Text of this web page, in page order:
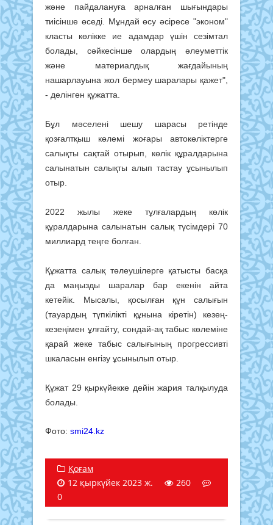
және пайдалануға арналған шығындары
тиісінше өседі. Мұндай өсу әсіресе "эконом"
класты көлікке ие адамдар үшін сезімтал
болады, сәйкесінше олардың әлеуметтік
және материалдық жағдайының
нашарлауына жол бермеу шаралары қажет",
- делінген құжатта.
Бұл мәселені шешу шарасы ретінде
қозғалтқыш көлемі жоғары автокөліктерге
салықты сақтай отырып, көлік құралдарына
салынатын салықты алып тастау ұсынылып
отыр.
2022 жылы жеке тұлғалардың көлік
құралдарына салынатын салық түсімдері 70
миллиард теңге болған.
Құжатта салық төлеушілерге қатысты басқа
да маңызды шаралар бар екенін айта
кетейік. Мысалы, қосылған құн салығын
(тауардың түпкілікті құнына кіретін) кезең-
кезеңімен ұлғайту, сондай-ақ табыс көлеміне
қарай жеке табыс салығының прогрессивті
шкаласын енгізу ұсынылып отыр.
Құжат 29 қыркүйекке дейін жария талқылуда
болады.
Фото: smi24.kz
Қоғам
12 қыркүйек 2023 ж.
260
0